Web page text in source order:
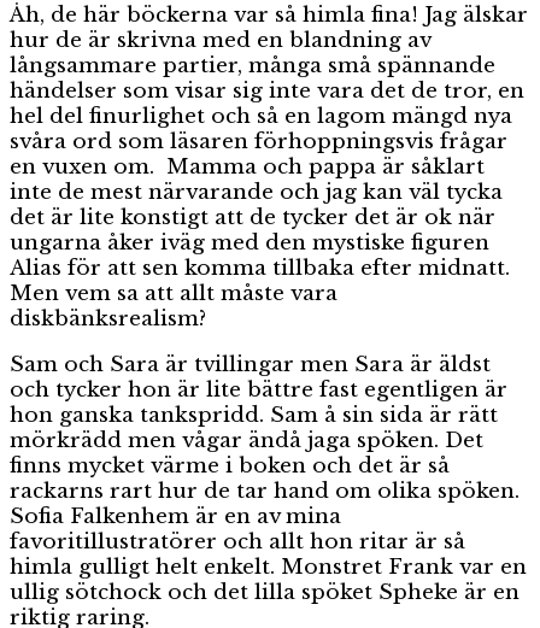
Åh, de här böckerna var så himla fina! Jag älskar
hur de är skrivna med en blandning av
långsammare partier, många små spännande
händelser som visar sig inte vara det de tror, en
hel del finurlighet och så en lagom mängd nya
svåra ord som läsaren förhoppningsvis frågar
en vuxen om. Mamma och pappa är såklart
inte de mest närvarande och jag kan väl tycka
det är lite konstigt att de tycker det är ok när
ungarna åker iväg med den mystiske figuren
Alias för att sen komma tillbaka efter midnatt.
Men vem sa att allt måste vara
diskbänksrealism?
Sam och Sara är tvillingar men Sara är äldst
och tycker hon är lite bättre fast egentligen är
hon ganska tankspridd. Sam å sin sida är rätt
mörkrädd men vågar ändå jaga spöken. Det
finns mycket värme i boken och det är så
rackarns rart hur de tar hand om olika spöken.
Sofia Falkenhem är en av mina
favoritillustratörer och allt hon ritar är så
himla gulligt helt enkelt. Monstret Frank var en
ullig sötchock och det lilla spöket Spheke är en
riktig raring.